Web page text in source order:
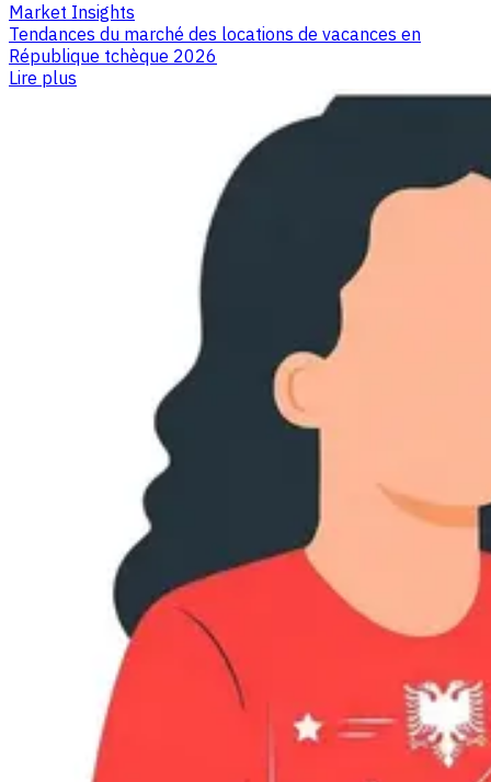
Market Insights
Tendances du marché des locations de vacances en
République tchèque 2026
Lire plus